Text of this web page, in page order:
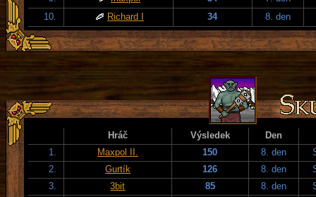
10.
Richard I 34 8. den
Hráč Výsledek
Den
1.
Maxpol II. 150 8. den
2.
Gurtík 126 8. den
3.
3bit 85 8. den